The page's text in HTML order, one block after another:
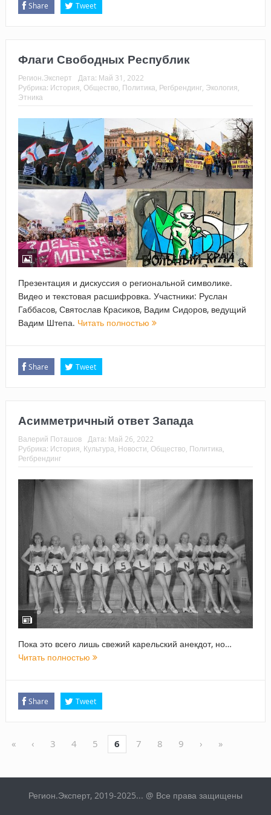
Share Tweet
Флаги Свободных Республик
Регион.Эксперт Дата: Май 31, 2022
Рубрика: История, Общество, Политика, Регбрендинг, Экология,
Этника
Презентация и дискуссия о региональной символике.
Видео и текстовая расшифровка. Участники: Руслан
Габбасов, Святослав Красиков, Вадим Сидоров, ведущий
Вадим Штепа. Читать полностью
Share Tweet
Асимметричный ответ Запада
Валерий Поташов Дата: Май 26, 2022
Рубрика: История, Культура, Новости, Общество, Политика,
Регбрендинг
Пока это всего лишь свежий карельский анекдот, но…
Читать полностью
Share Tweet
« ‹ 3 4 5 6 7 8 9 › »
Регион.Эксперт, 2019-2025... @ Все права защищены